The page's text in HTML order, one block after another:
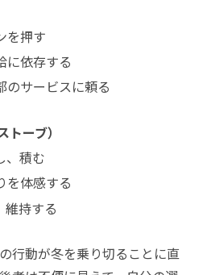
を押す
に依存する
のサービスに頼る
ーブ）
、積む
を体感する
維持する
行動が冬を乗り切ることに直